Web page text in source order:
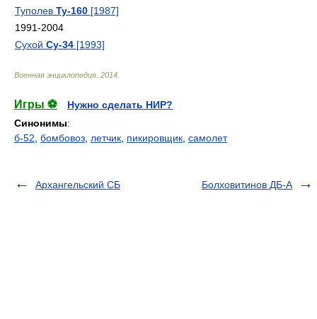
Туполев Ту-160 [1987]
1991-2004
Сухой Су-34 [1993]
Военная энциклопедия 2014
Игры ⚽
Нужно сделать НИР?
Синонимы:
б-52 бомбовоз летчик пикировщик самолет
Архангельский СБ Болховитинов ДБ-А